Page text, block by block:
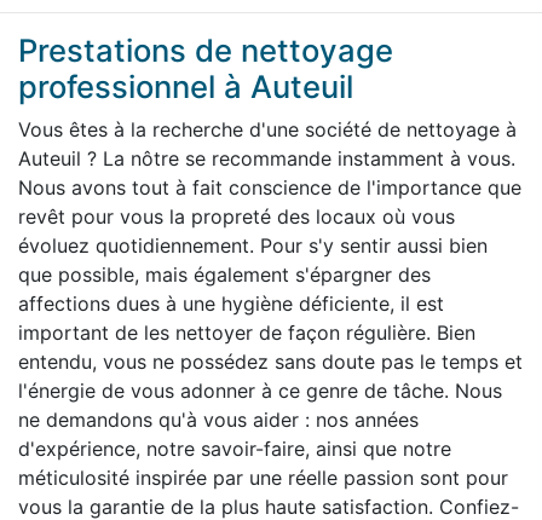
Prestations de nettoyage
professionnel à Auteuil
Vous êtes à la recherche d'une société de nettoyage à
Auteuil ? La nôtre se recommande instamment à vous.
Nous avons tout à fait conscience de l'importance que
revêt pour vous la propreté des locaux où vous
évoluez quotidiennement. Pour s'y sentir aussi bien
que possible, mais également s'épargner des
affections dues à une hygiène déficiente, il est
important de les nettoyer de façon régulière. Bien
entendu, vous ne possédez sans doute pas le temps et
l'énergie de vous adonner à ce genre de tâche. Nous
ne demandons qu'à vous aider : nos années
d'expérience, notre savoir-faire, ainsi que notre
méticulosité inspirée par une réelle passion sont pour
vous la garantie de la plus haute satisfaction. Confiez-